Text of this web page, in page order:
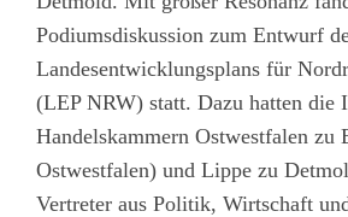
Podiumsdiskussion zum Entwurf
Landesentwicklungsplans für
(LEP NRW) statt. Dazu hatten die
Handelskammern Ostwestfalen
Ostwestfalen) und Lippe zu
Vertreter aus Politik, Wirtschaft